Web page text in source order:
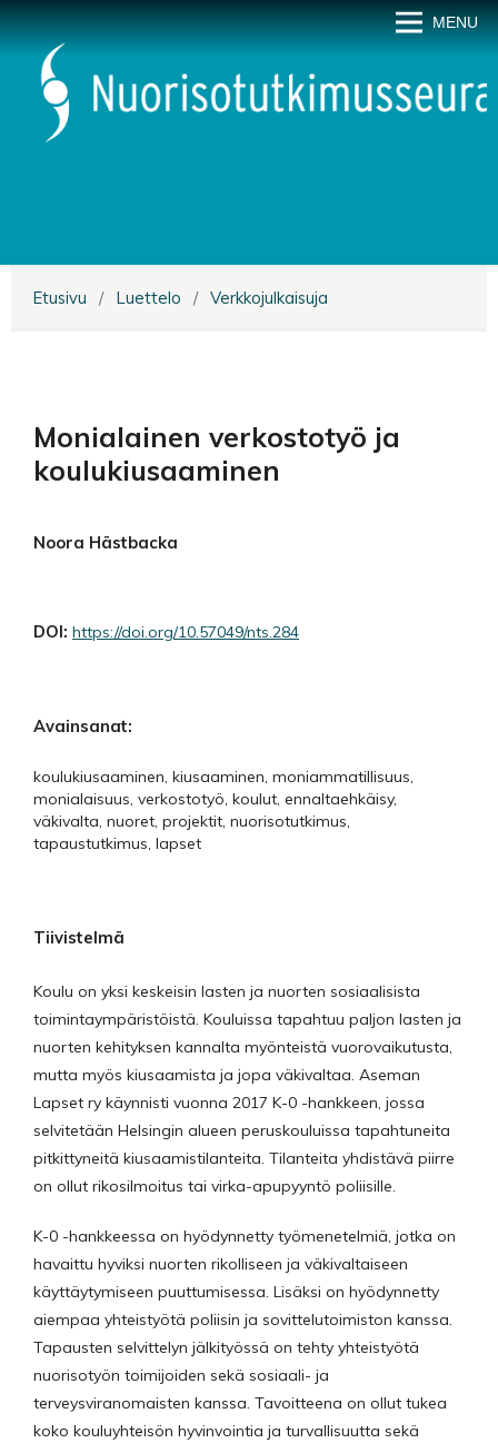
MENU
Etusivu / Luettelo / Verkkojulkaisuja
Monialainen verkostotyö ja
koulukiusaaminen
Noora Hästbacka
DOI: https://doi.org/10.57049/nts.284
Avainsanat:
koulukiusaaminen, kiusaaminen, moniammatillisuus,
monialaisuus, verkostotyö, koulut, ennaltaehkäisy,
väkivalta, nuoret, projektit, nuorisotutkimus,
tapaustutkimus, lapset
Tiivistelmä
Koulu on yksi keskeisin lasten ja nuorten sosiaalisista
toimintaympäristöistä. Kouluissa tapahtuu paljon lasten ja
nuorten kehityksen kannalta myönteistä vuorovaikutusta,
mutta myös kiusaamista ja jopa väkivaltaa. Aseman
Lapset ry käynnisti vuonna 2017 K-0 -hankkeen, jossa
selvitetään Helsingin alueen peruskouluissa tapahtuneita
pitkittyneitä kiusaamistilanteita. Tilanteita yhdistävä piirre
on ollut rikosilmoitus tai virka-apupyyntö poliisille.
K-0 -hankkeessa on hyödynnetty työmenetelmiä, jotka on
havaittu hyviksi nuorten rikolliseen ja väkivaltaiseen
käyttäytymiseen puuttumisessa. Lisäksi on hyödynnetty
aiempaa yhteistyötä poliisin ja sovittelutoimiston kanssa.
Tapausten selvittelyn jälkityössä on tehty yhteistyötä
nuorisotyön toimijoiden sekä sosiaali- ja
terveysviranomaisten kanssa. Tavoitteena on ollut tukea
koko kouluyhteisön hyvinvointia ja turvallisuutta sekä